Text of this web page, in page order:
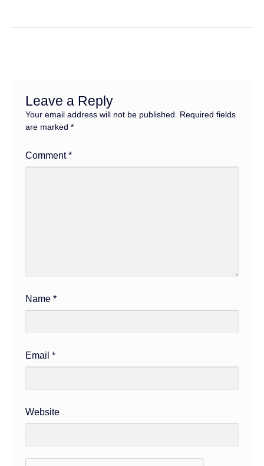
Leave a Reply
Your email address will not be published.
Required fields
are marked *
Comment*
Name *
Email *
Website